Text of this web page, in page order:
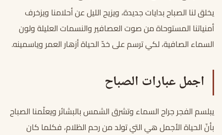
يخلق لنا الصباح بدايات جديدة، ويزيح الليل عن أحلامنا ويزخرف
أمنياتنا المستوحاة من صوت العصافير والنسمات العليلة ولون
السماء الصافية، لكي ترسم على خدّ الحياة أزهار العمر وياسمينه.
اجمل عبارات الصباح
يبلسم الفجر جراح السماء وتشرق الشمس بالبشائر ويعلّمنا الصباح
بأنّ الحياة الأجمل هي التي تولد من رحم الظلام، فكلما كان